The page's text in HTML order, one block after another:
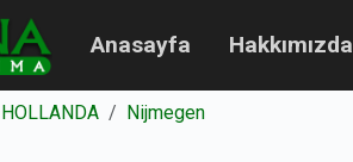
Anasayfa Hakkımızda
HOLLANDA Nijmegen